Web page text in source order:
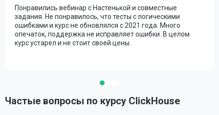
Понравились вебинар с Настенькой и совместные
задания. Не понравилось, что тесты с логическими
ошибками и курс не обновлялся с 2021 года. Много
опечаток, поддержка не исправляет ошибки. В целом
курс устарел и не стоит своей цены.
Частые вопросы по курсу ClickHouse